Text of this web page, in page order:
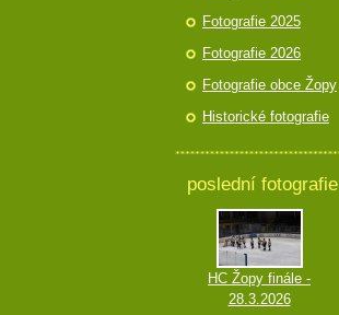
Fotografie 2025
Fotografie 2026
Fotografie obce Žopy
Historické fotografie
poslední fotografie
HC Žopy finále -
28.3.2026